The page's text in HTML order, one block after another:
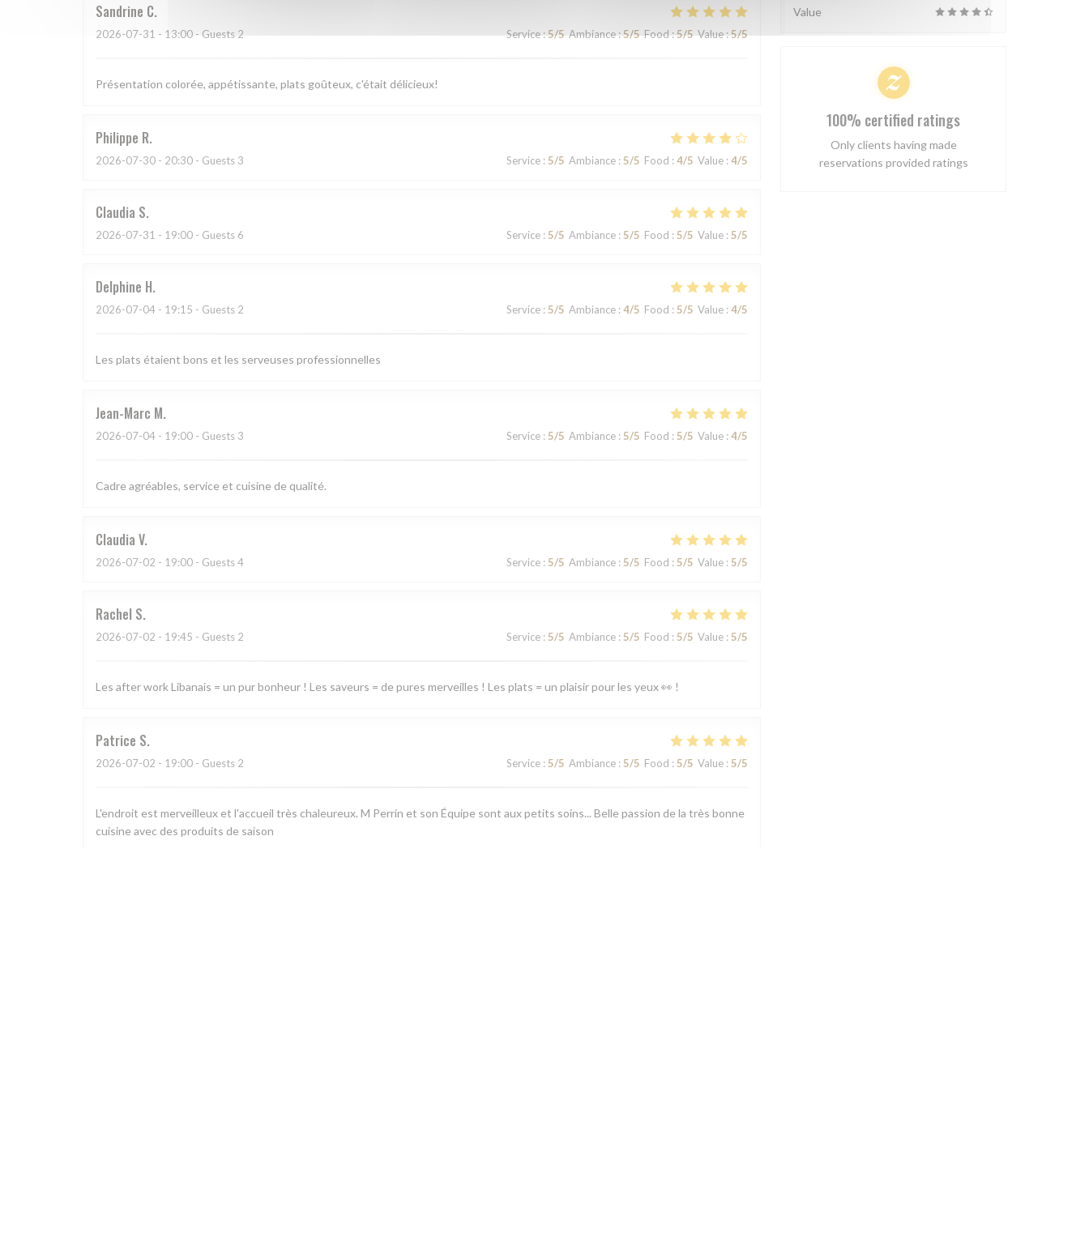
Sandrine C
2026-07-31 - 13:00 - Guests 2 Service:5/5 Ambiance:5/5 Food:5/5 Value:5/5
Présentation colorée, appétissante, plats goûteux, c'était délicieux!
Philippe R
2026-07-30 - 20:30 - Guests 3 Service : 5/5 Ambiance : 5/5 Food : 4/5 Value : 4/5
Claudia S
2026-07-31 - 19:00 - Guests 6 Service : 5/5 Ambiance : 5/5 Food : 5/5 Value : 5/5
Delphine H
2026-07-04 - 19:15 - Guests 2 Service : 5/5 Ambiance : 4/5 Food : 5/5 Value : 4/5
Les plats étaient bons et les serveuses professionnelles
Jean-Marc M
2026-07-04 - 19:00 - Guests 3 Service : 5/5 Ambiance : 5/5 Food : 5/5 Value : 4/5
Cadre agréables, service et cuisine de qualité.
Claudia V
2026-07-02 - 19:00 - Guests 4 Service : 5/5 Ambiance : 5/5 Food : 5/5 Value : 5/5
Rachel S
2026-07-02 - 19:45 - Guests 2 Service : 5/5 Ambiance : 5/5 Food : 5/5 Value : 5/5
Les after work Libanais = un pur bonheur ! Les saveurs = de pures merveilles ! Les plats = un plaisir pour les yeux 👀 !
Patrice S
2026-07-02 - 19:00 - Guests 2 Service : 5/5 Ambiance : 5/5 Food : 5/5 Value : 5/5
L'endroit est merveilleux et l'accueil très chaleureux. M Perrin et son Équipe sont aux petits soins... Belle passion de la très bonne
cuisine avec des produits de saison
Value
100% certified ratings
Only clients having made
reservations provided ratings